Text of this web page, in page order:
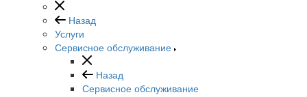
Назад
Услуги
Сервисное обслуживание
Назад
Сервисное обслуживание